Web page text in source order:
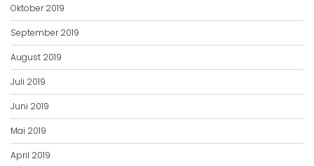
Oktober 2019
September 2019
August 2019
Juli 2019
Juni 2019
Mai 2019
April 2019